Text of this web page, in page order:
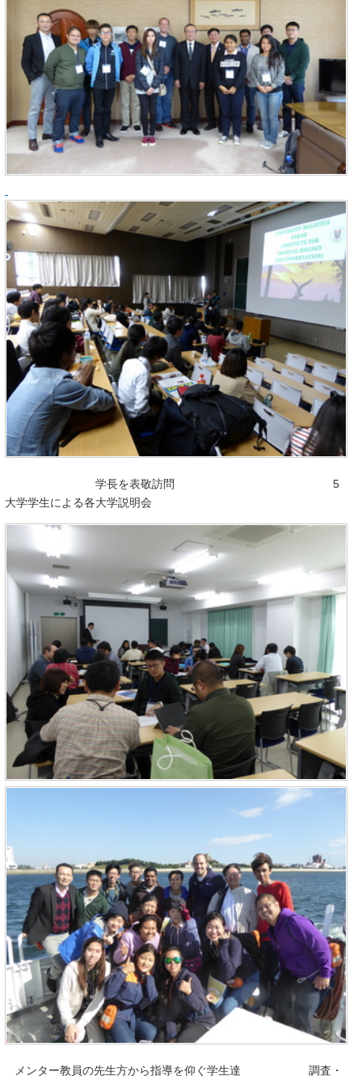
学長を表敬訪問 5
大学学生による各大学説明会
メンター教員の先生方から指導を仰ぐ学生達 調査・